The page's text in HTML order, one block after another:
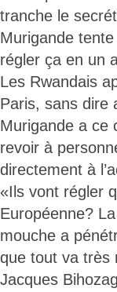
tranche le
Murigande
régler ça en un
Les Rwandais
Paris, sans dire
Murigande a ce
revoir à
directement à
«Ils vont régler
Européenne?
mouche a
que tout va très
Jacques